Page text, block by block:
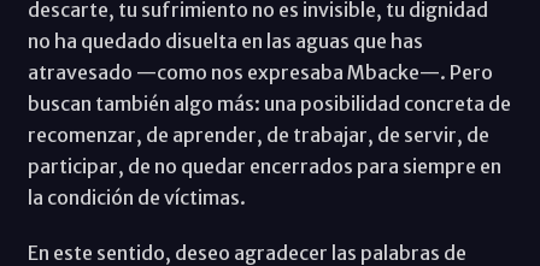
descarte, tu sufrimiento no es invisible, tu dignidad
no ha quedado disuelta en las aguas que has
atravesado —como nos expresaba Mbacke—. Pero
buscan también algo más: una posibilidad concreta de
recomenzar, de aprender, de trabajar, de servir, de
participar, de no quedar encerrados para siempre en
la condición de víctimas.
En este sentido, deseo agradecer las palabras de